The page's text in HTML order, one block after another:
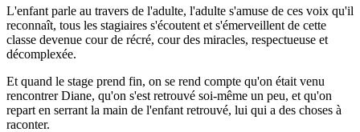
L'enfant parle au travers de l'adulte, l'adulte s'amuse de ces voix qu'il
reconnaît, tous les stagiaires s'écoutent et s'émerveillent de cette
classe devenue cour de récré, cour des miracles, respectueuse et
décomplexée.
Et quand le stage prend fin, on se rend compte qu'on était venu
rencontrer Diane, qu'on s'est retrouvé soi-même un peu, et qu'on
repart en serrant la main de l'enfant retrouvé, lui qui a des choses à
raconter.